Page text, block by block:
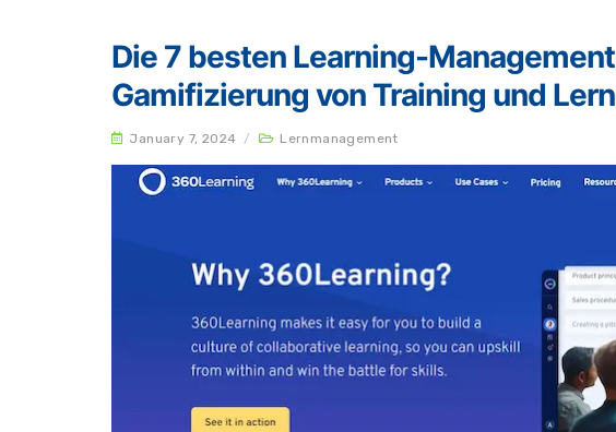
Die 7 besten Learning-
Gamifizierung von Training und
January 7, 2024 / Lernmanagement